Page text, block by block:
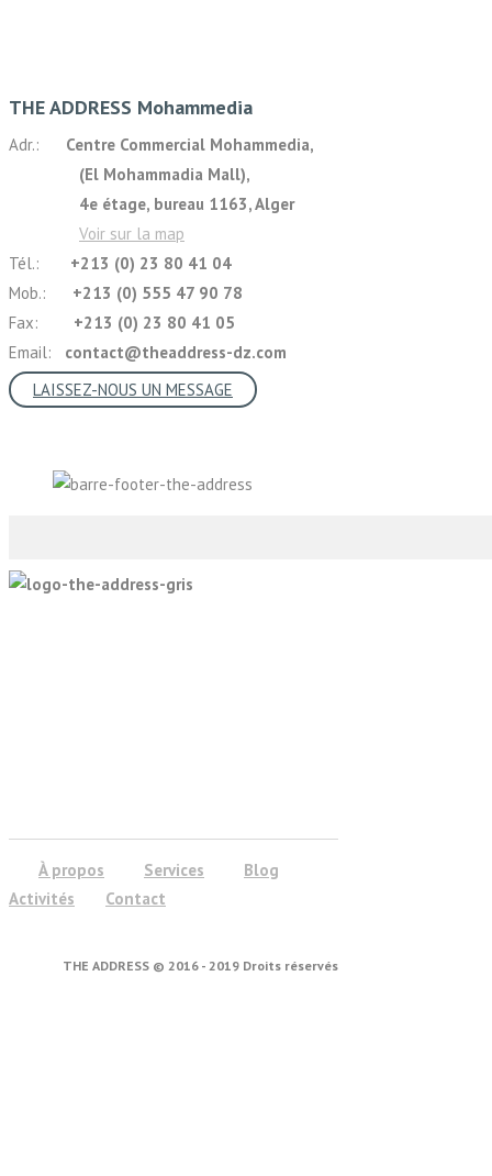
THE ADDRESS Mohammedia
Adr.: Centre Commercial Mohammedia,
(El Mohammadia Mall),
4e étage, bureau 1163, Alger
Voir sur la map
Tél.:
+213 (0) 23 80 41 04
Mob.: +213 (0) 555 47 90 78
Fax: +213 (0) 23 80 41 05
Email: contact@theaddress-dz.com
LAISSEZ-NOUS UN MESSAGE
À propos Services
Blog
Activités
Contact
THE ADDRESS © 2016 - 2019 Droits réservés